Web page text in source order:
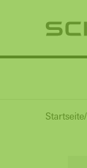
Startseite